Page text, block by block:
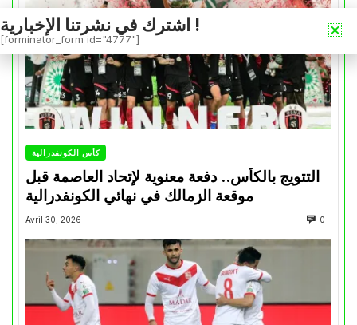
كأس الكونفدرالية
التتويج بالكأس.. دفعة معنوية لإتحاد العاصمة قبل
موقعة الزمالك في نهائي الكونفدرالية
Avril 30, 2026 0
اشترك في نشرتنا الإخبارية !
[forminator_form id="4777"]